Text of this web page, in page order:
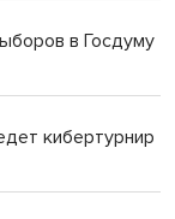
в топ-16
Искитиме
в Госдуму
кибертурнир